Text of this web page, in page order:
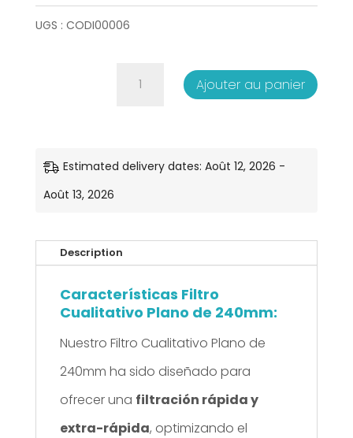
UGS : CODI00006
quantité
Cualitativo
240mm
100
Ajouter au panier
Estimated delivery dates: Août 12, 2026 -
Août 13, 2026
Description
Características Filtro
Cualitativo Plano de 240mm:
Nuestro Filtro Cualitativo Plano de
240mm ha sido diseñado para
ofrecer una filtración rápida y
extra-rápida, optimizando el